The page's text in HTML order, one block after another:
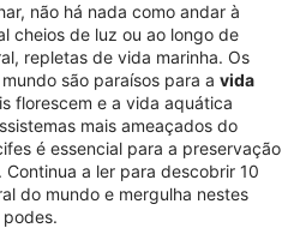
não há nada como andar à
cheios de luz ou ao longo de
repletas de vida marinha. Os
são paraísos para a vida
florescem e a vida aquática
mais ameaçados do
é essencial para a preservação
a ler para descobrir 10
do mundo e mergulha nestes